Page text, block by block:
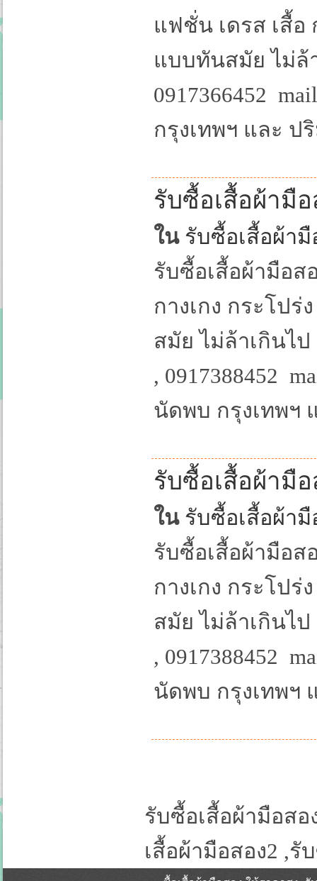
แฟชั่น เดรส เสื้อ
แบบทันสมัย ไม่ล้
0917366452
กรุงเทพฯ และ
รับซื้อเสื้อผ้ามื
ใน รับซื้อเสื้อผ้า
รับซื้อเสื้อผ้ามือส
กางเกง กระโปร่
สมัย ไม่ล้าเกินไ
, 0917388452
นัดพบ กรุงเทพฯ
รับซื้อเสื้อผ้ามื
ใน รับซื้อเสื้อผ้า
รับซื้อเสื้อผ้ามือส
กางเกง กระโปร่
สมัย ไม่ล้าเกินไ
, 0917388452
นัดพบ กรุงเทพฯ
รับซื้อเสื้อผ้ามือสอ
เสื้อผ้ามือสอง2 ,รั